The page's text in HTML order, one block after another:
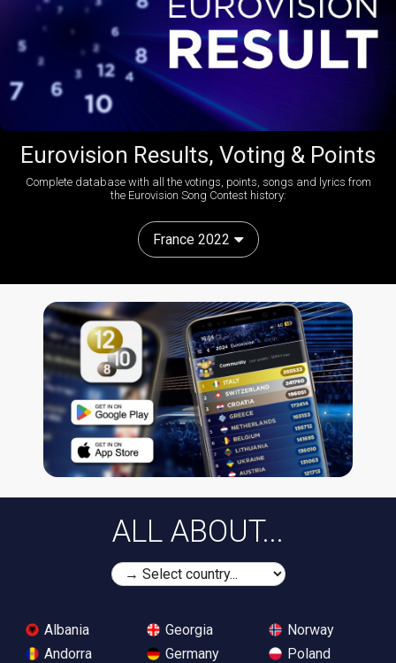
Eurovision Results, Voting & Points
Complete database with all the votings, points, songs and lyrics from
the Eurovision Song Contest history:
France 2022
ALL ABOUT...
Albania
Andorra
Georgia
Germany
Norway
Poland